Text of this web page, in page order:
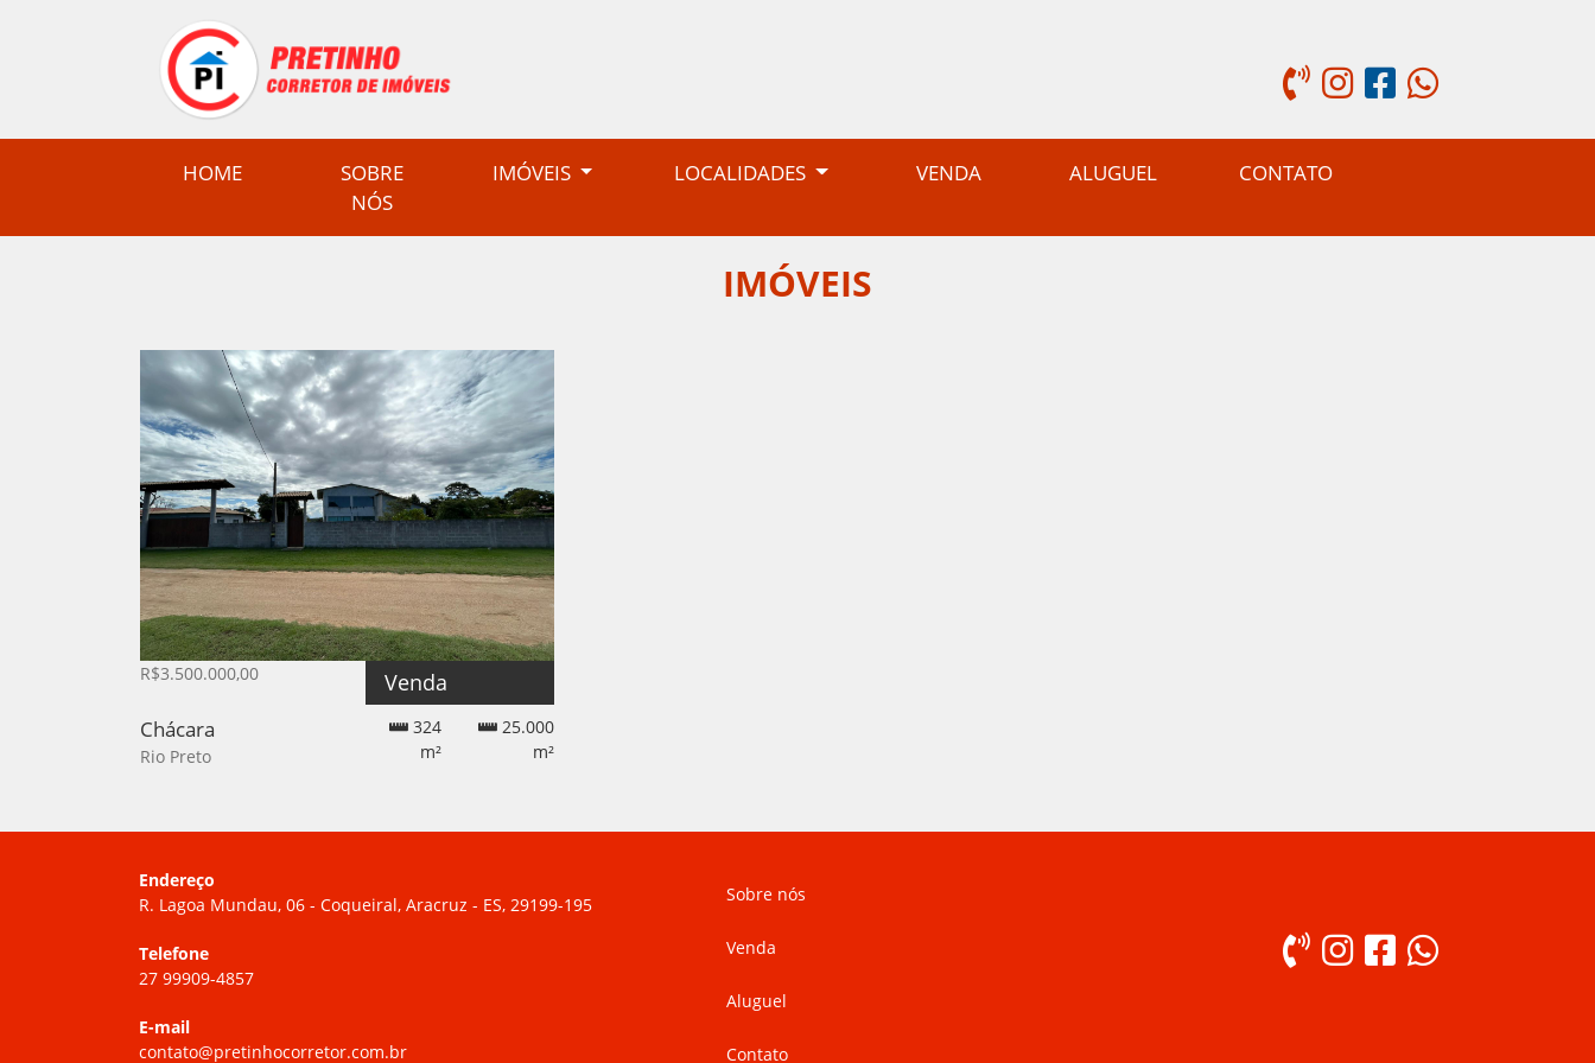
HOME(CURRENT)SOBRE
NÓS
IMÓVEIS LOCALIDADES VENDA ALUGUEL CONTATO
IMÓVEIS
R$3.500.000,00 Venda
Chácara
Rio Preto
324
m²
25.000
m²
Endereço
R. Lagoa Mundau, 06 - Coqueiral, Aracruz - ES, 29199-195
Telefone
27 99909-4857
E-mail
contato@pretinhocorretor.com.br
Sobre nós
Venda
Aluguel
Contato